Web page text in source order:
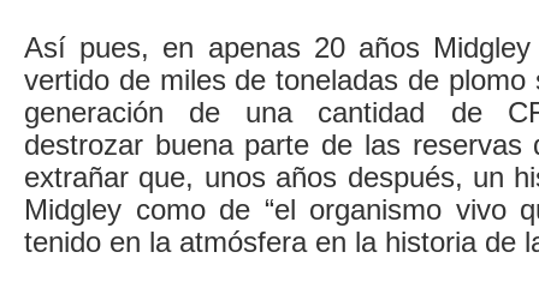
Así pues, en apenas 20 años
vertido de miles de toneladas de
generación de una cantidad de
destrozar buena parte de las
extrañar que, unos años después, un
Midgley como de “el organismo vivo
tenido en la atmósfera en la historia de